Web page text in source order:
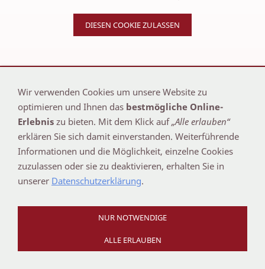
DIESEN COOKIE ZULASSEN
IMPRESSUM- DATENSCHUTZ
Copyright © 2026 - SMC - Stephan Meyer Carports
Wir verwenden Cookies um unsere Website zu
optimieren und Ihnen das bestmögliche Online-
Erlebnis zu bieten. Mit dem Klick auf„Alle erlauben“
erklären Sie sich damit einverstanden. Weiterführende
Informationen und die Möglichkeit, einzelne Cookies
zuzulassen oder sie zu deaktivieren, erhalten Sie in
unserer Datenschutzerklärung.
NUR NOTWENDIGE
ALLE ERLAUBEN